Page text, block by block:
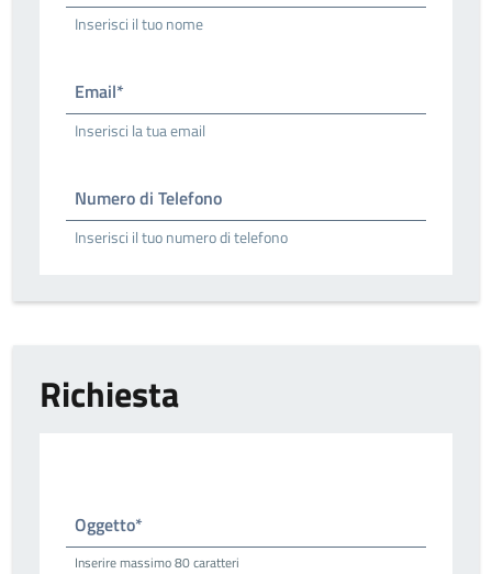
Inserisci il tuo nome
Email*
Inserisci la tua email
Numero di Telefono
Inserisci il tuo numero di telefono
Richiesta
Oggetto*
Inserire massimo 80 caratteri